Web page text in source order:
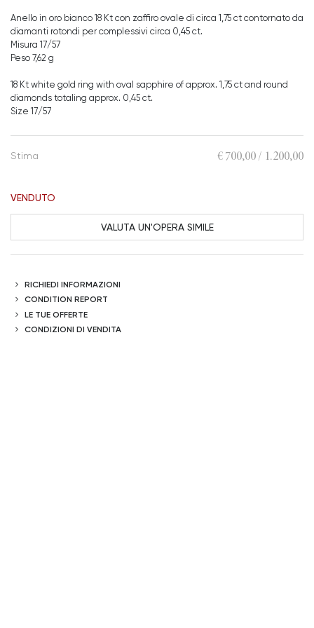
Anello in oro bianco 18 Kt con zaffiro ovale di circa 1,75 ct contornato da
diamanti rotondi per complessivi circa 0,45 ct.
Misura 17/57
Peso 7,62 g
18 Kt white gold ring with oval sapphire of approx. 1,75 ct and round
diamonds totaling approx. 0,45 ct.
Size 17/57
€ 700,00 / 1.200,00
Stima
VENDUTO
VALUTA UN'OPERA SIMILE
RICHIEDI INFORMAZIONI
CONDITION REPORT
LE TUE OFFERTE
CONDIZIONI DI VENDITA